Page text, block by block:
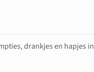
drankjes en hapjes in